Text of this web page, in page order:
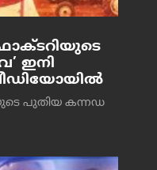
ഇനി
പുതിയ കന്നഡ